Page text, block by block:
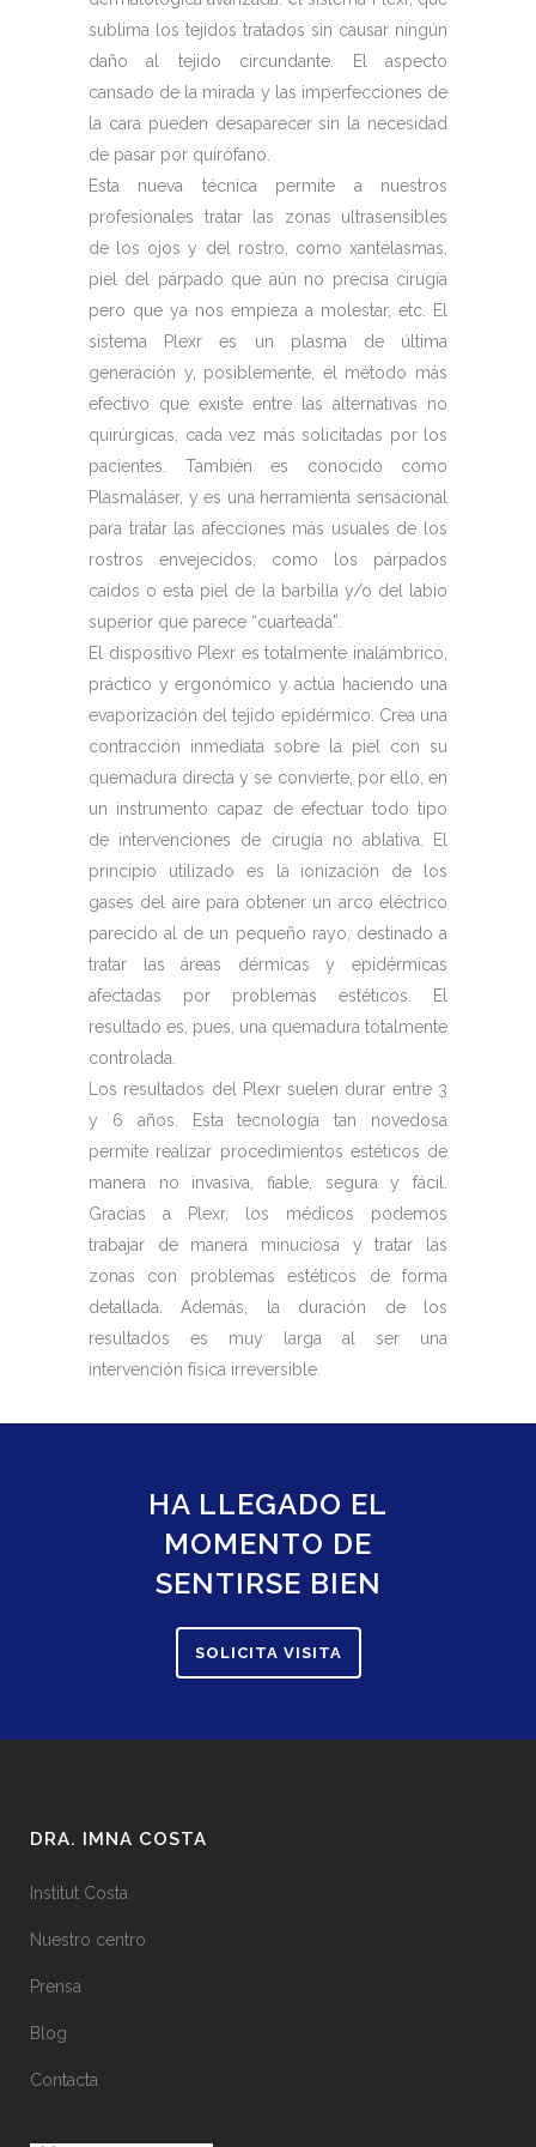
sublima los tejidos tratados sin causar ningún
daño al tejido circundante. El aspecto
cansado de la mirada y las imperfecciones de
la cara pueden desaparecer sin la necesidad
de pasar por quirófano.
Esta nueva técnica permite a nuestros
profesionales tratar las zonas ultrasensibles
de los ojos y del rostro, como xantelasmas,
piel del párpado que aún no precisa cirugía
pero que ya nos empieza a molestar, etc. El
sistema Plexr es un plasma de última
generación y, posiblemente, el método más
efectivo que existe entre las alternativas no
quirúrgicas, cada vez más solicitadas por los
pacientes. También es conocido como
Plasmaláser, y es una herramienta sensacional
para tratar las afecciones más usuales de los
rostros envejecidos, como los párpados
caídos o esta piel de la barbilla y/o del labio
superior que parece “cuarteada”.
El dispositivo Plexr es totalmente inalámbrico,
práctico y ergonómico y actúa haciendo una
evaporización del tejido epidérmico. Crea una
contracción inmediata sobre la piel con su
quemadura directa y se convierte, por ello, en
un instrumento capaz de efectuar todo tipo
de intervenciones de cirugía no ablativa. El
principio utilizado es la ionización de los
gases del aire para obtener un arco eléctrico
parecido al de un pequeño rayo, destinado a
tratar las áreas dérmicas y epidérmicas
afectadas por problemas estéticos. El
resultado es, pues, una quemadura totalmente
controlada.
Los resultados del Plexr suelen durar entre 3
y 6 años. Esta tecnología tan novedosa
permite realizar procedimientos estéticos de
manera no invasiva, fiable, segura y fácil.
Gracias a Plexr, los médicos podemos
trabajar de manera minuciosa y tratar las
zonas con problemas estéticos de forma
detallada. Además, la duración de los
resultados es muy larga al ser una
intervención física irreversible.
HA LLEGADO EL
MOMENTO DE
SENTIRSE BIEN
SOLICITA VISITA
DRA. IMNA COSTA
Institut Costa
Nuestro centro
Prensa
Blog
Contacta